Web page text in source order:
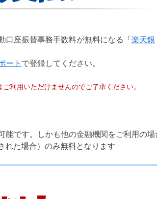
座振替事務手数料が無料になる「 楽天銀
ート で登録してください。
利用いただけませんのでご了承ください。
能です。しかも他の金融機関をご利用の場
れた場合）のみ無料となります